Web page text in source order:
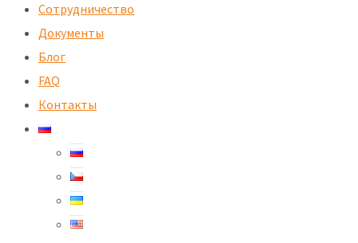
Сотрудничество
Документы
Блог
FAQ
Контакты